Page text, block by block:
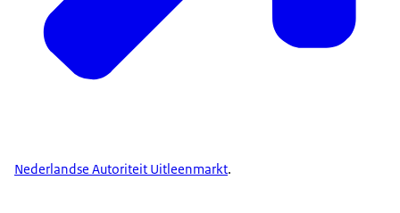
Nederlandse Autoriteit Uitleenmarkt.